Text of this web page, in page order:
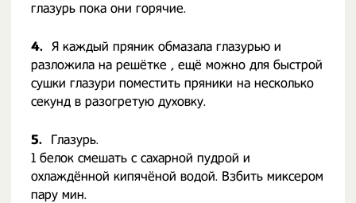
глазурь пока они горячие.
4. Я каждый пряник обмазала глазурью и
разложила на решётке , ещё можно для быстрой
сушки глазури поместить пряники на несколько
секунд в разогретую духовку.
5.
Глазурь.
1 белок смешать с сахарной пудрой и
охлаждённой кипячёной водой. Взбить миксером
пару мин.